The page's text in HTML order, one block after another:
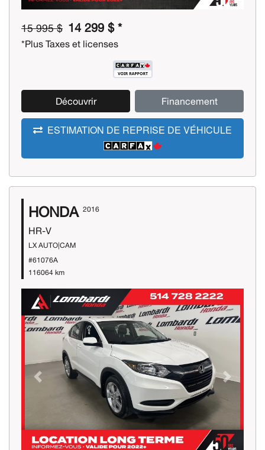
15 995 $ 14 299 $ *
*Plus Taxes et licenses
Découvrir Financement
ESTIMATION DE REPRISE DE VÉHICULE
HONDA 2016
HR-V
LX AUTO|CAM
#61076A
116064 km
Previous Next